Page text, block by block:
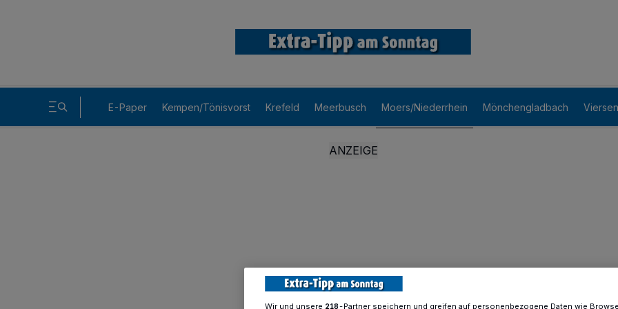
E-Paper Kempen/Tönisvorst Krefeld Meerbusch Moers/Niederrhein Mönchengladbach Viersen
Wir und unsere 218-Partner speichern und greifen auf personenbezogene Daten wie